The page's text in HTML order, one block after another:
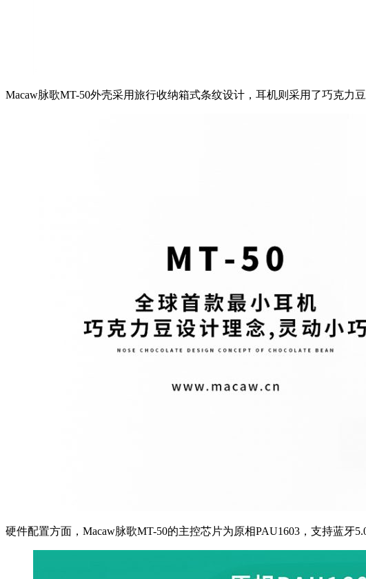
Macaw脉歌MT-50外壳采用旅行收纳箱式条纹设计，耳机则采用了巧克力
硬件配置方面，Macaw脉歌MT-50的主控芯片为原相PAU1603，支持蓝牙